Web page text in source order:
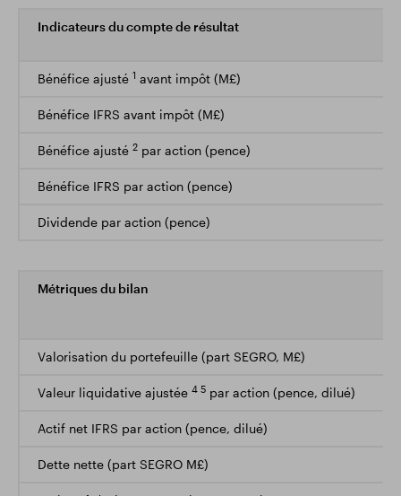
Indicateurs du compte de résultat
Bénéfice ajusté 1 avant impôt (M£)
Bénéfice IFRS avant impôt (M£)
Bénéfice ajusté 2 par action (pence)
Bénéfice IFRS par action (pence)
Dividende par action (pence)
Métriques du bilan
Valorisation du portefeuille (part SEGRO, M£)
Valeur liquidative ajustée 4 5 par action (pence, dilué)
Actif net IFRS par action (pence, dilué)
Dette nette (part SEGRO M£)